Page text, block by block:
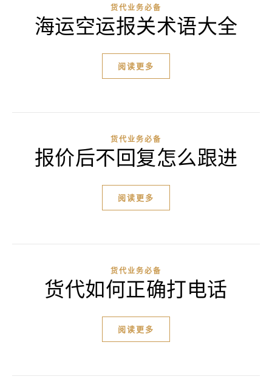
货代业务必备
海运空运报关术语大全
阅读更多
货代业务必备
报价后不回复怎么跟进
阅读更多
货代业务必备
货代如何正确打电话
阅读更多